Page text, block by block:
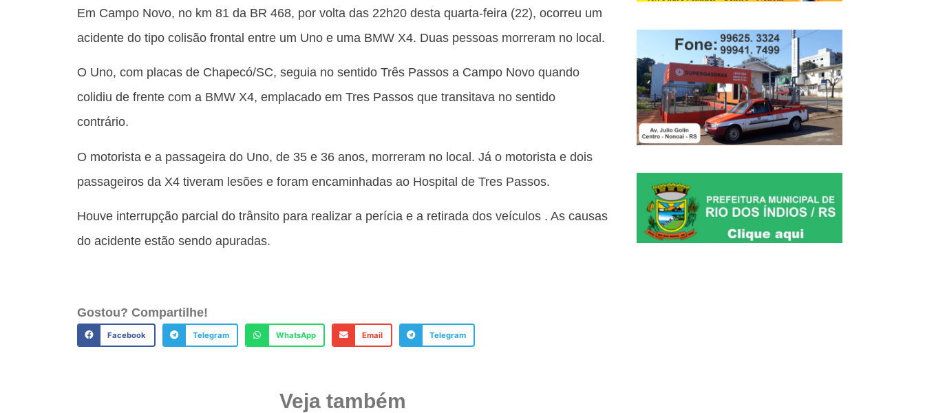
Em Campo Novo, no km 81 da BR 468, por volta das 22h20 desta quarta-feira (22), ocorreu um
acidente do tipo colisão frontal entre um Uno e uma BMW X4. Duas pessoas morreram no local.
O Uno, com placas de Chapecó/SC, seguia no sentido Três Passos a Campo Novo quando
colidiu de frente com a BMW X4, emplacado em Tres Passos que transitava no sentido
contrário.
O motorista e a passageira do Uno, de 35 e 36 anos, morreram no local. Já o motorista e dois
passageiros da X4 tiveram lesões e foram encaminhadas ao Hospital de Tres Passos.
Houve interrupção parcial do trânsito para realizar a perícia e a retirada dos veículos . As causas
do acidente estão sendo apuradas.
Gostou? Compartilhe!
Facebook Telegram WhatsApp Email Telegram
Veja também